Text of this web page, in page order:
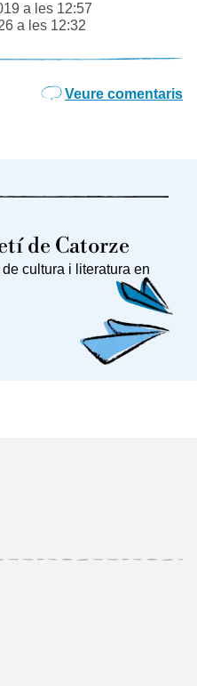
a les 12:57
a les 12:32
Veure comentaris
de Catorze
cultura i literatura en